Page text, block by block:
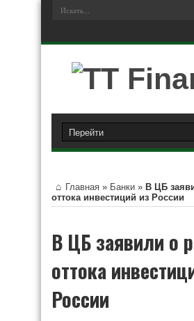
Главная » Банки » В ЦБ
оттока инвестиций из России
В ЦБ заявили о
оттока
России